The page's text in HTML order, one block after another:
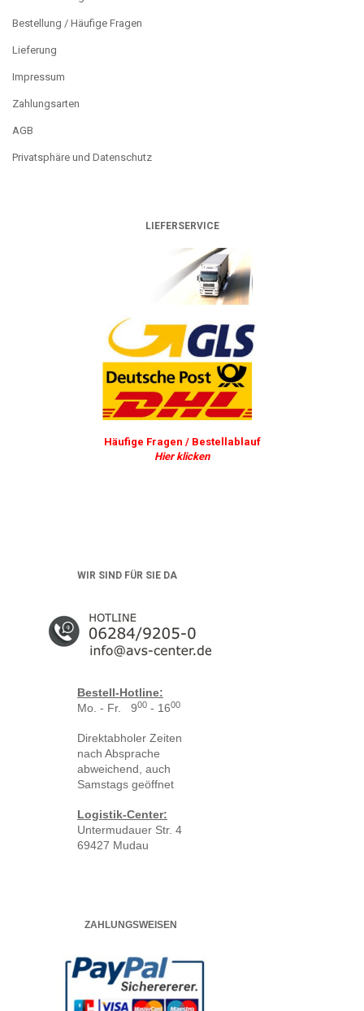
Bestellung / Häufige Fragen
Lieferung
Impressum
Zahlungsarten
AGB
Privatsphäre und Datenschutz
LIEFERSERVICE
Häufige Fragen / Bestellablauf
Hier klicken
WIR SIND FÜR SIE DA
Bestell-Hotline:
Mo. - Fr. 900 - 1600
Direktabholer Zeiten
nach Absprache
abweichend, auch
Samstags geöffnet
Logistik-Center:
Untermudauer Str. 4
69427 Mudau
ZAHLUNGSWEISEN